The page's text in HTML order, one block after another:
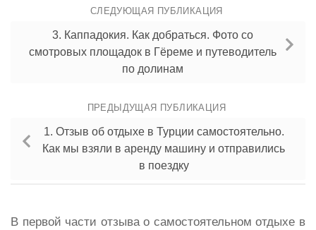
СЛЕДУЮЩАЯ ПУБЛИКАЦИЯ
3. Каппадокия. Как добраться. Фото со
смотровых площадок в Гёреме и путеводитель
по долинам
ПРЕДЫДУЩАЯ ПУБЛИКАЦИЯ
1. Отзыв об отдыхе в Турции самостоятельно.
Как мы взяли в аренду машину и отправились
в поездку
В первой части отзыва о самостоятельном отдыхе в